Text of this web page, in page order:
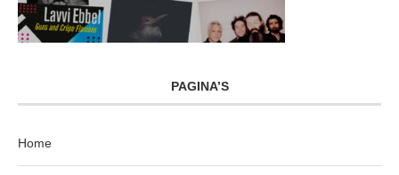
PAGINA’S
Home